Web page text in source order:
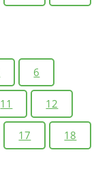
6
11 12
17 18